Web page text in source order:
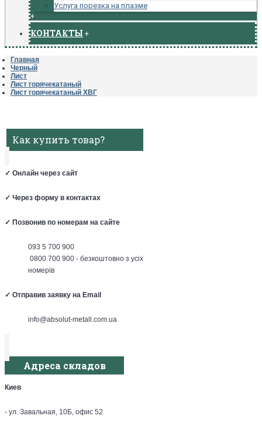
Услуга порезка на плазме
+
КОНТАКТЫ +
Главная
Черный
Лист
Лист горячекатаный
Лист горячекатаный ХВГ
Как купить товар?
✓ Онлайн через сайт
✓ Через форму в контактах
✓ Позвонив по номерам на сайте
093 5 700 900
0800 700 900 - безкоштовно з усіх
номерів
✓ Отправив заявку на Email
info@absolut-metall.com.ua
Адреса складов
Киев
- ул. Завальная, 10Б, офис 52